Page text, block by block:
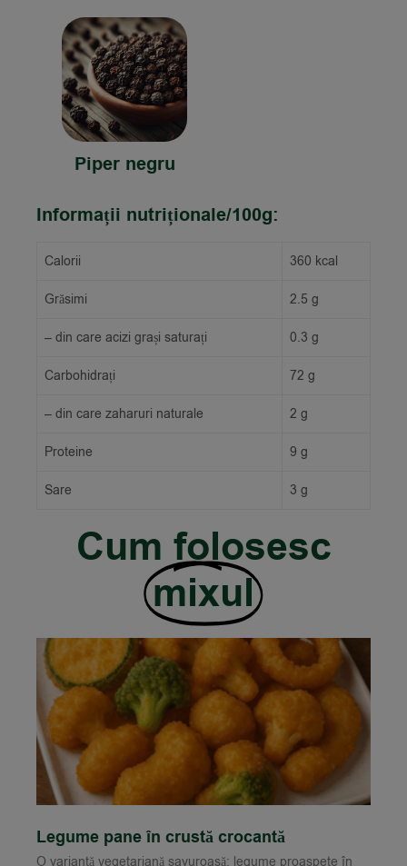
Piper negru
Informații nutriționale/100g:
Calorii 360 kcal
Grăsimi 2.5 g
– din care acizi grași saturați 0.3 g
Carbohidrați 72 g
– din care zaharuri naturale 2 g
Proteine 9 g
Sare 3 g
Cum folosesc
mixul
Legume pane în crustă crocantă
O variantă vegetariană savuroasă: legume proaspete în